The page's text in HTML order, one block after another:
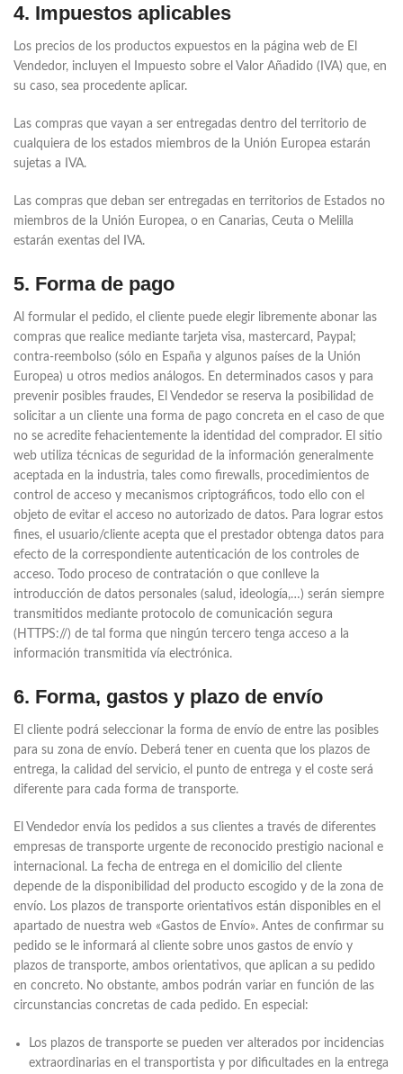
4. Impuestos aplicables
Los precios de los productos expuestos en la página web de El
Vendedor, incluyen el Impuesto sobre el Valor Añadido (IVA) que, en
su caso, sea procedente aplicar.
Las compras que vayan a ser entregadas dentro del territorio de
cualquiera de los estados miembros de la Unión Europea estarán
sujetas a IVA.
Las compras que deban ser entregadas en territorios de Estados no
miembros de la Unión Europea, o en Canarias, Ceuta o Melilla
estarán exentas del IVA.
5. Forma de pago
Al formular el pedido, el cliente puede elegir libremente abonar las
compras que realice mediante tarjeta visa, mastercard, Paypal;
contra-reembolso (sólo en España y algunos países de la Unión
Europea) u otros medios análogos. En determinados casos y para
prevenir posibles fraudes, El Vendedor se reserva la posibilidad de
solicitar a un cliente una forma de pago concreta en el caso de que
no se acredite fehacientemente la identidad del comprador. El sitio
web utiliza técnicas de seguridad de la información generalmente
aceptada en la industria, tales como firewalls, procedimientos de
control de acceso y mecanismos criptográficos, todo ello con el
objeto de evitar el acceso no autorizado de datos. Para lograr estos
fines, el usuario/cliente acepta que el prestador obtenga datos para
efecto de la correspondiente autenticación de los controles de
acceso. Todo proceso de contratación o que conlleve la
introducción de datos personales (salud, ideología,…) serán siempre
transmitidos mediante protocolo de comunicación segura
(HTTPS://) de tal forma que ningún tercero tenga acceso a la
información transmitida vía electrónica.
6. Forma, gastos y plazo de envío
El cliente podrá seleccionar la forma de envío de entre las posibles
para su zona de envío. Deberá tener en cuenta que los plazos de
entrega, la calidad del servicio, el punto de entrega y el coste será
diferente para cada forma de transporte.
El Vendedor envía los pedidos a sus clientes a través de diferentes
empresas de transporte urgente de reconocido prestigio nacional e
internacional. La fecha de entrega en el domicilio del cliente
depende de la disponibilidad del producto escogido y de la zona de
envío. Los plazos de transporte orientativos están disponibles en el
apartado de nuestra web «Gastos de Envío». Antes de confirmar su
pedido se le informará al cliente sobre unos gastos de envío y
plazos de transporte, ambos orientativos, que aplican a su pedido
en concreto. No obstante, ambos podrán variar en función de las
circunstancias concretas de cada pedido. En especial:
Los plazos de transporte se pueden ver alterados por incidencias
extraordinarias en el transportista y por dificultades en la entrega